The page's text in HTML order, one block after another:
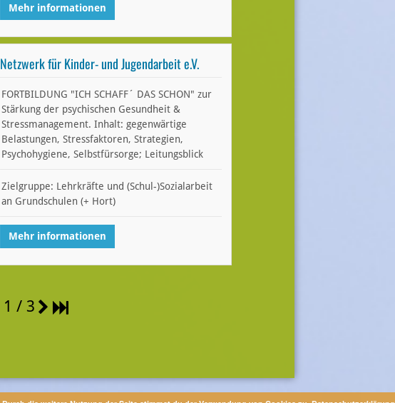
Mehr informationen
Netzwerk für Kinder- und Jugendarbeit e.V.
FORTBILDUNG "ICH SCHAFF´ DAS SCHON" zur
Stärkung der psychischen Gesundheit &
Stressmanagement. Inhalt: gegenwärtige
Belastungen, Stressfaktoren, Strategien,
Psychohygiene, Selbstfürsorge; Leitungsblick
Zielgruppe: Lehrkräfte und (Schul-)Sozialarbeit
an Grundschulen (+ Hort)
Mehr informationen
1 / 3